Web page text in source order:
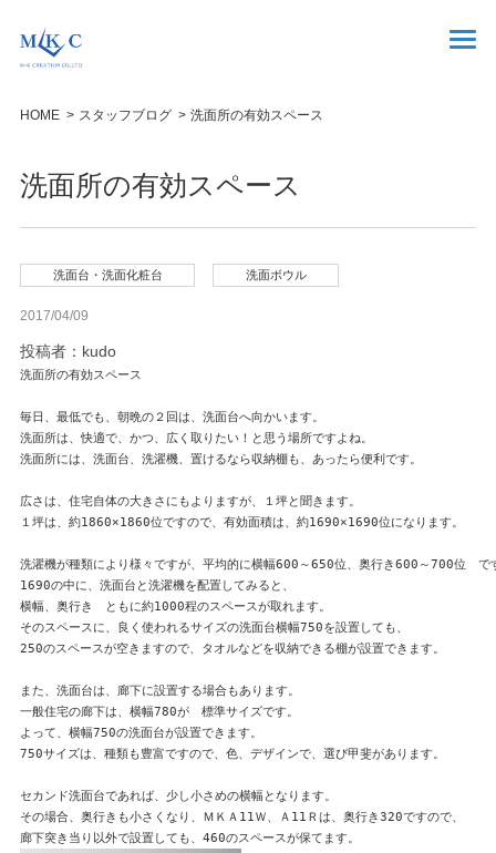
HOME スタッフブログ 洗面所の有効スペース
洗面所の有効スペース
洗面台・洗面化粧台 洗面ボウル
2017/04/09
投稿者：kudo
洗面所の有効スペース
毎日、最低でも、朝晩の２回は、洗面台へ向かいます。
洗面所は、快適で、かつ、広く取りたい！と思う場所ですよね。
洗面所には、洗面台、洗濯機、置けるなら収納棚も、あったら便利です。
広さは、住宅自体の大きさにもよりますが、１坪と聞きます。
１坪は、約1860×1860位ですので、有効面積は、約1690×1690位になります。
洗濯機が種類により様々ですが、平均的に横幅600～650位、奥行き600～700位　で
1690の中に、洗面台と洗濯機を配置してみると、
横幅、奥行き　ともに約1000程のスペースが取れます。
そのスペースに、良く使われるサイズの洗面台横幅750を設置しても、
250のスペースが空きますので、タオルなどを収納できる棚が設置できます。
また、洗面台は、廊下に設置する場合もあります。
一般住宅の廊下は、横幅780が　標準サイズです。
よって、横幅750の洗面台が設置できます。
750サイズは、種類も豊富ですので、色、デザインで、選び甲斐があります。
セカンド洗面台であれば、少し小さめの横幅となります。
その場合、奥行きも小さくなり、ＭＫＡ11Ｗ、Ａ11Ｒは、奥行き320ですので、